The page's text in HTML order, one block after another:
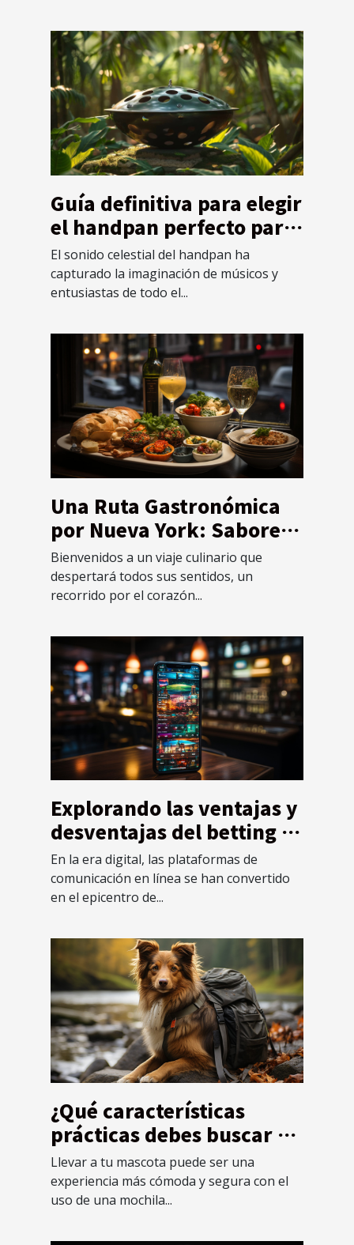
Guía definitiva para elegir
el handpan perfecto para
principiantes
El sonido celestial del handpan ha
capturado la imaginación de músicos y
entusiastas de todo el...
Una Ruta Gastronómica
por Nueva York: Sabores
del Mundo en un Solo
Lugar
Bienvenidos a un viaje culinario que
despertará todos sus sentidos, un
recorrido por el corazón...
Explorando las ventajas y
desventajas del betting a
través de plataformas de
comunicación en línea
En la era digital, las plataformas de
comunicación en línea se han convertido
en el epicentro de...
¿Qué características
prácticas debes buscar en
una mochila diseñada
específicamente para
mascotas ?
Llevar a tu mascota puede ser una
experiencia más cómoda y segura con el
uso de una mochila...